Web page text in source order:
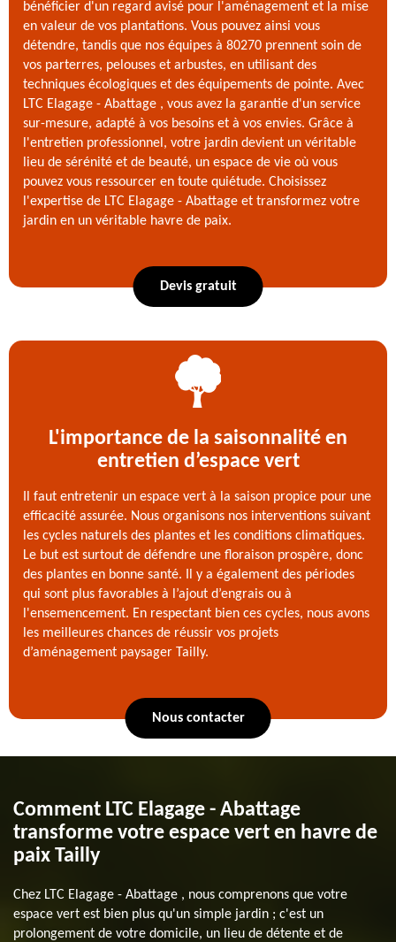
bénéficier d'un regard avisé pour l'aménagement et la mise
en valeur de vos plantations. Vous pouvez ainsi vous
détendre, tandis que nos équipes à 80270 prennent soin de
vos parterres, pelouses et arbustes, en utilisant des
techniques écologiques et des équipements de pointe. Avec
LTC Elagage - Abattage , vous avez la garantie d'un service
sur-mesure, adapté à vos besoins et à vos envies. Grâce à
l'entretien professionnel, votre jardin devient un véritable
lieu de sérénité et de beauté, un espace de vie où vous
pouvez vous ressourcer en toute quiétude. Choisissez
l'expertise de LTC Elagage - Abattage et transformez votre
jardin en un véritable havre de paix.
Devis gratuit
L'importance de la saisonnalité en
entretien d’espace vert
Il faut entretenir un espace vert à la saison propice pour une
efficacité assurée. Nous organisons nos interventions suivant
les cycles naturels des plantes et les conditions climatiques.
Le but est surtout de défendre une floraison prospère, donc
des plantes en bonne santé. Il y a également des périodes
qui sont plus favorables à l’ajout d’engrais ou à
l'ensemencement. En respectant bien ces cycles, nous avons
les meilleures chances de réussir vos projets
d’aménagement paysager Tailly.
Nous contacter
Comment LTC Elagage - Abattage
transforme votre espace vert en havre de
paix Tailly
Chez LTC Elagage - Abattage , nous comprenons que votre
espace vert est bien plus qu'un simple jardin ; c'est un
prolongement de votre domicile, un lieu de détente et de